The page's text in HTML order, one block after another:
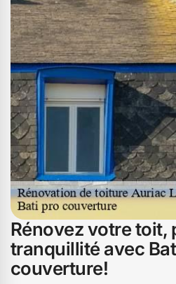
Auriac L Eglise. Faites
pour une rénovation de toiture
besoins et à votre budget.
aujourd'hui pour un devis
comment nous pouvons
véritable atout économique.
Rénovez votre toit,
tranquillité avec
couverture!